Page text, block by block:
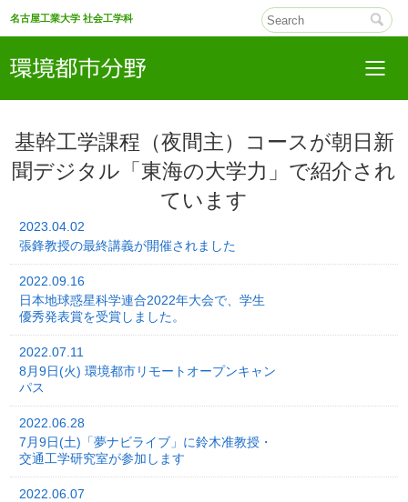
名古屋工業大学 社会工学科
基幹工学課程（夜間主）コースが朝日新
聞デジタル「東海の大学力」で紹介され
ています
2023.04.02
張鋒教授の最終講義が開催されました
2022.09.16
日本地球惑星科学連合2022年大会で、学生
優秀発表賞を受賞しました。
2022.07.11
8月9日(火) 環境都市リモートオープンキャン
パス
2022.06.28
7月9日(土)「夢ナビライブ」に鈴木准教授・
交通工学研究室が参加します
2022.06.07